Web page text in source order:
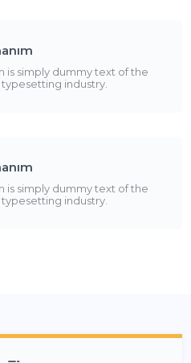
is simply dummy text of the
industry.
is simply dummy text of the
industry.